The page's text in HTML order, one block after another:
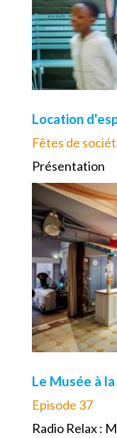
Location
Fêtes de
Présentation
Le Musée à
Episode 37
Radio Relax :